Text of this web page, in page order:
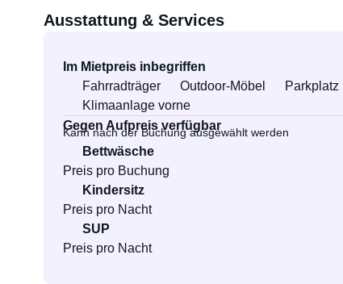
Ausstattung & Services
Im Mietpreis inbegriffen
Fahrradträger
Outdoor-Möbel Parkplatz
Klimaanlage vorne
Gegen Aufpreis verfügbar
Kann nach der Buchung ausgewählt werden
Bettwäsche
Preis pro Buchung
Kindersitz
Preis pro Nacht
SUP
Preis pro Nacht